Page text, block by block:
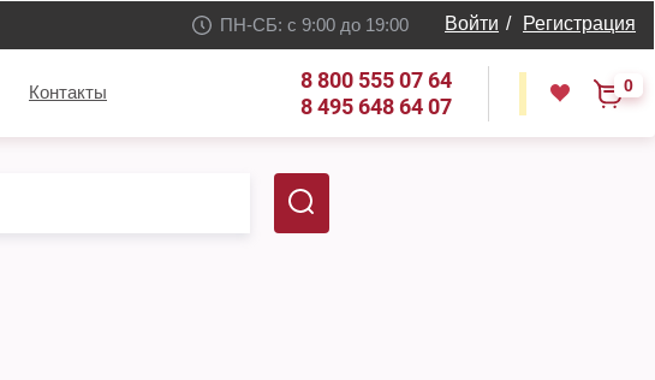
ПН-СБ: с 9:00 до 19:00 Войти / Регистрация
Контакты
8 800 555 07 64
8 495 648 64 07
0